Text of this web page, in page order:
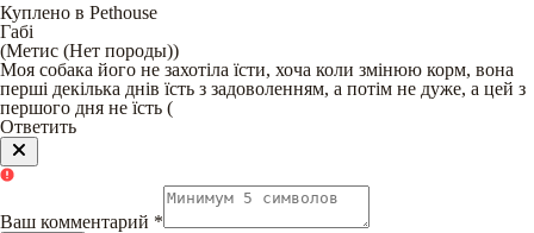
Куплено в Pethouse
Габі
(Метис (Нет породы))
Моя собака його не захотіла їсти, хоча коли змінюю корм, вона
перші декілька днів їсть з задоволенням, а потім не дуже, а цей з
першого дня не їсть (
Ответить
Ваш комментарий *